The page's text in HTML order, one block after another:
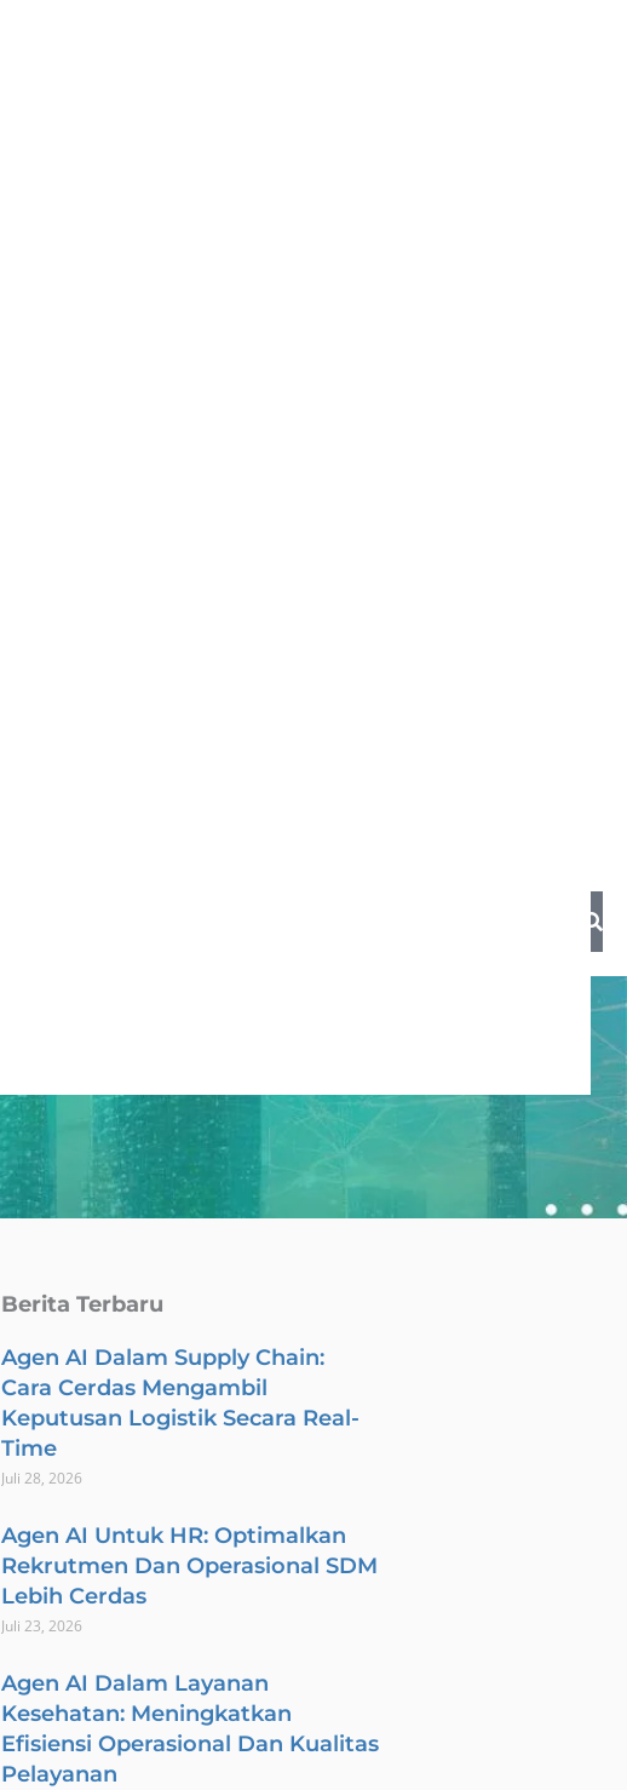
Berita Terbaru
Agen AI Dalam Supply Chain:
Cara Cerdas Mengambil
Keputusan Logistik Secara Real-
Time
Juli 28, 2026
Agen AI Untuk HR: Optimalkan
Rekrutmen Dan Operasional SDM
Lebih Cerdas
Juli 23, 2026
Agen AI Dalam Layanan
Kesehatan: Meningkatkan
Efisiensi Operasional Dan Kualitas
Pelayanan